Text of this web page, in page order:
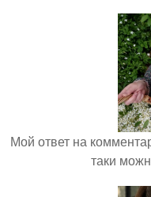
Мой ответ на
таки